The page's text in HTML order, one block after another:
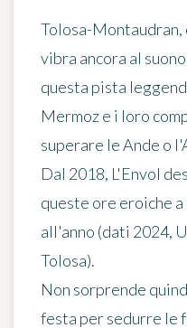
Tolosa-Montaudran
vibra ancora al
questa pista
Mermoz e i loro
superare le Ande o
Dal 2018, L'Envol
queste ore eroiche a
all'anno (dati 2024,
Tolosa).
Non sorprende
festa per sedurre le